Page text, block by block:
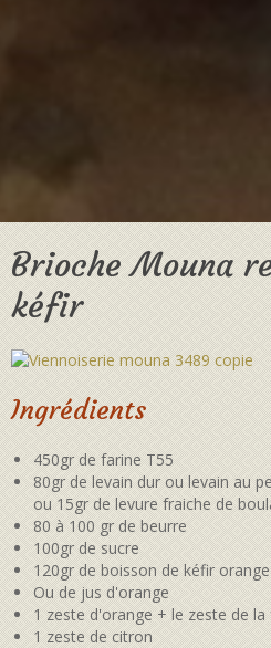
Brioche Mouna
kéfir
Ingrédients
450gr de farine T55
80gr de levain dur ou levain au
ou 15gr de levure fraiche de
80 à 100 gr de beurre
100gr de sucre
120gr de boisson de kéfir
Ou de jus d'orange
1 zeste d'orange + le zeste de
1 zeste de citron